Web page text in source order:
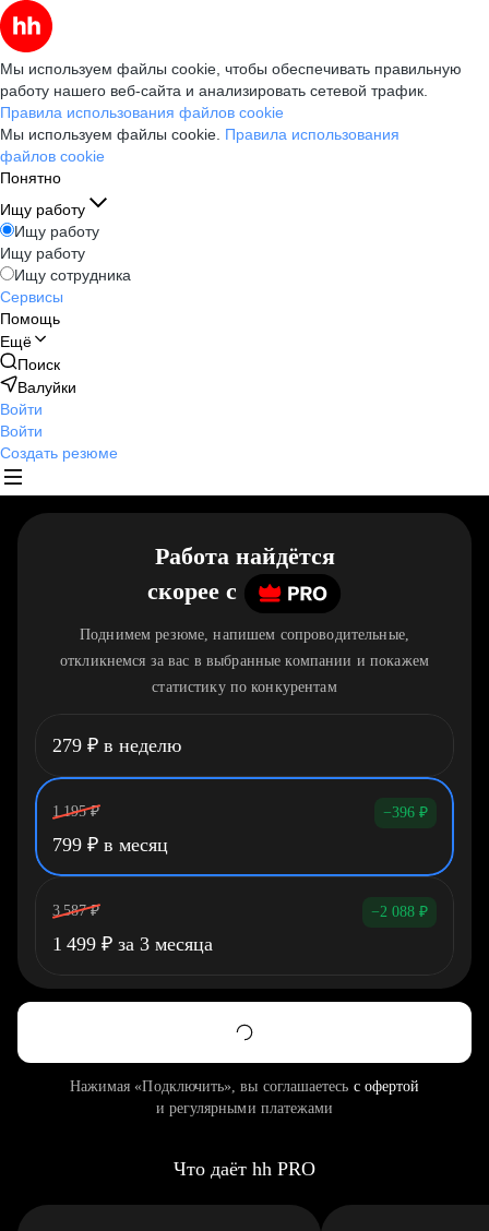
Мы используем файлы cookie, чтобы обеспечивать правильную
работу нашего веб-сайта и анализировать сетевой трафик.
Правила использования файлов cookie
Мы используем файлы cookie. Правила использования
файлов cookie
Понятно
Ищу работу
Ищу работу
Ищу работу
Ищу сотрудника
Сервисы
Помощь
Ещё
Поиск
Валуйки
Войти
Войти
Создать резюме
Работа найдётся
скорее c
Поднимем резюме, напишем сопроводительные,
откликнемся за вас в выбранные компании и покажем
статистику по конкурентам
279 ₽ в неделю
1 195 ₽ −396 ₽
799 ₽ в месяц
3 587 ₽ −2 088 ₽
1 499 ₽ за 3 месяца
Нажимая «Подключить», вы соглашаетесь с офертой
и регулярными платежами
Что даёт hh PRO